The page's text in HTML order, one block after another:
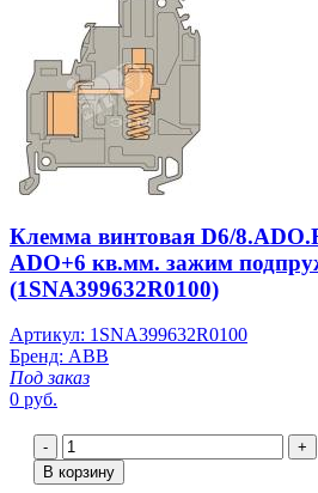
Клемма винтовая D6/
ADO+6 кв.мм. зажим
(1SNA399632R0100)
Артикул: 1SNA399632R0100
Бренд: ABB
Под заказ
0 руб.
-
+
В корзину